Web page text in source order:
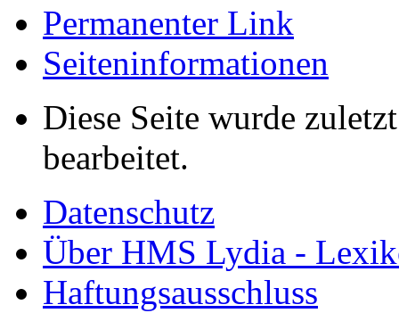
Permanenter Link
Seiten­informationen
Diese Seite wurde
bearbeitet.
Datenschutz
Über HMS Lydia -
Haftungsausschluss